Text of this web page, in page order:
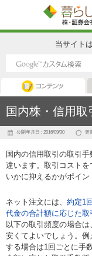
当サイト
コンテンツ
国内株・信用
公開年月日 : 2016/09/30 更
国内の信用取引の取引
違います。取引コスト
いかに抑えるかがポイン
ネット注文には、 約定1
代金の合計額に応じた取
以下の取引頻度の場合
安くてよいでしょう。例
する場合は1回ごとに手